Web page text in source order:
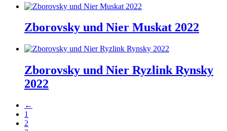
Zborovsky und Nier Muskat 2022
Zborovsky und Nier Ryzlink Rynsky
2022
←
1
2